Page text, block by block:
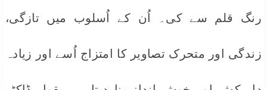
رنگ قلم سے کی۔ اُن کے اُسلوب میں تازگی،
زندگی اور متحرک تصاویر کا امتزاج اُسے اور زیادہ